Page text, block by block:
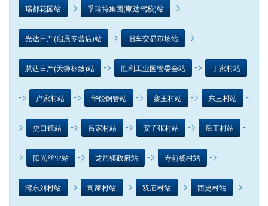
瑞都花园站 -> 孚瑞特集团(顺达驾校)站 ->
光达日产(启辰专营店)站 -> 旧车交易市场站 ->
慧达日产(天狮标致)站 -> 胜利工业园管委会站 -> 丁家村站
-> 卢家村站 -> 华锐钢管站 -> 寨王村站 -> 东三村站 -
> 史口镇站 -> 吕家村站 -> 安子张村站 -> 后王村站 -
> 阳光丝业站 -> 龙居镇政府站 -> 寺前杨村站 ->
湾东刘村站 -> 司家村站 -> 双庙村站 -> 西史村站 ->